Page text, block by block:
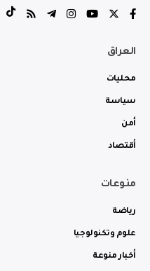
العراق
محليات
سياسة
أمن
أقتصاد
منوعات
رياضة
علوم وتكنولوجيا
أخبار منوعة